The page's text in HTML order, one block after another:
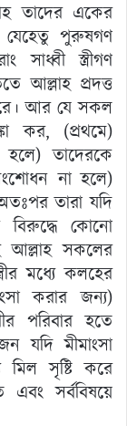
তাদের একের
যেহেতু পুরুষগণ
স্ত্রীগণ
আল্লাহ প্রদত্ত
আর যে সকল
কর, (প্রথমে)
তাদেরকে
না হলে)
তারা যদি
কোনো
আল্লাহ সকলের
মধ্যে কলহের
করার জন্য)
পরিবার হতে
যদি মীমাংসা
সৃষ্টি করে
এবং সর্ববিষয়ে